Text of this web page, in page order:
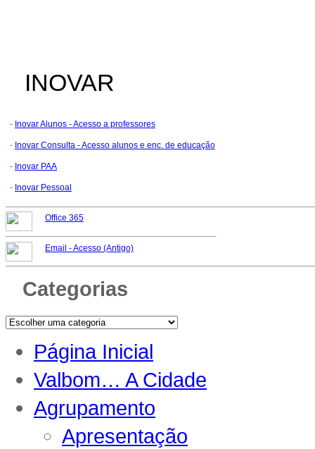
INOVAR
- Inovar Alunos - Acesso a professores
- Inovar Consulta - Acesso alunos e enc. de educação
- Inovar PAA
- Inovar Pessoal
Office 365
Email -Acesso (Antigo)
Categorias
Página Inicial
Valbom… A Cidade
Agrupamento
Apresentação